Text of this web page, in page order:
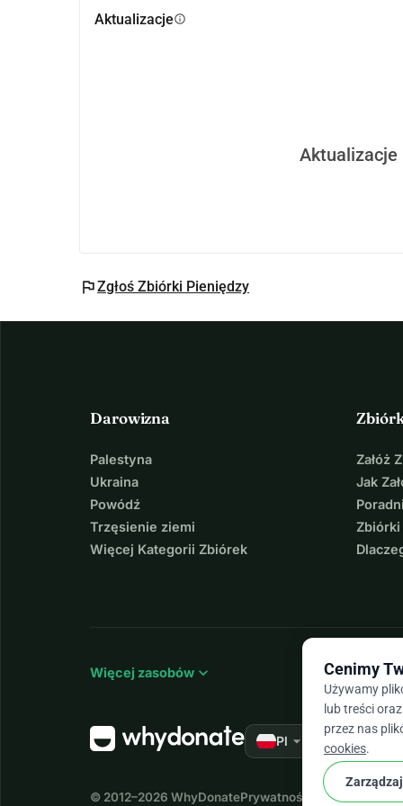
Aktualizacjeinfo
Aktualizacje
flagZgłoś Zbiórki Pieniędzy
Darowizna
Palestyna
Ukraina
Powódź
Trzęsienie ziemi
Więcej Kategorii Zbiórek
Załóż
Jak
Zbiórki
Więcej zasobów expand_more
Pl arrow_drop_down ★★★★★
© 2012–2026 WhyDonatePrywatność i pliki cookie
Cenimy
Używamy
lub treści
przez nas
cookies.